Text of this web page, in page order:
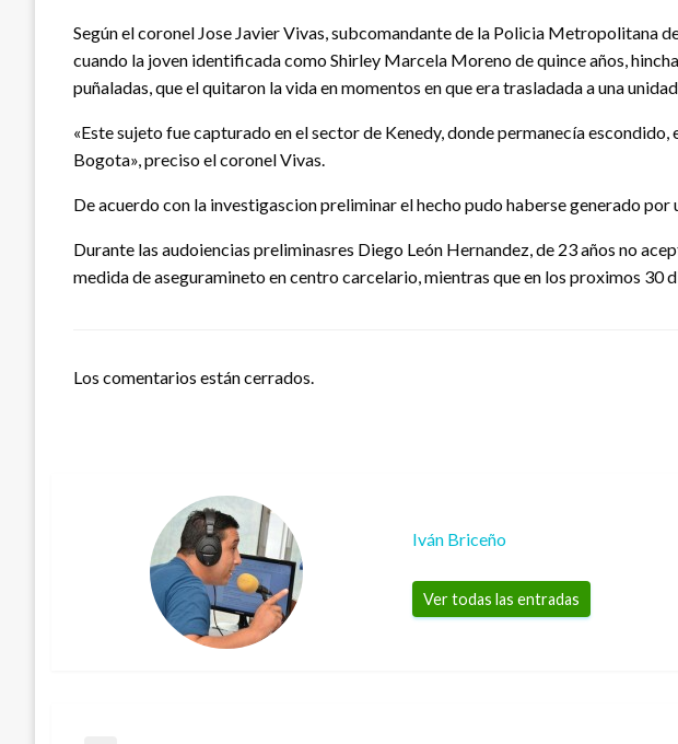
Según el coronel Jose Javier Vivas, subcomandante de la Policia Metropolitana
cuando la joven identificada como Shirley Marcela Moreno de quince años,
puñaladas, que el quitaron la vida en momentos en que era trasladada a una
«Este sujeto fue capturado en el sector de Kenedy, donde permanecía
Bogota», preciso el coronel Vivas.
De acuerdo con la investigascion preliminar el hecho pudo haberse generado por
Durante las audoiencias preliminasres Diego León Hernandez, de 23 años no
medida de aseguramineto en centro carcelario, mientras que en los proximos 30
Los comentarios están cerrados.
Iván Briceño
Ver todas las entradas